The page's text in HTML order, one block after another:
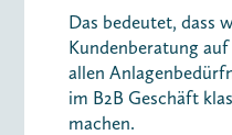
Das bedeutet, dass
Kundenberatung
allen
im B2B Geschäft
machen.